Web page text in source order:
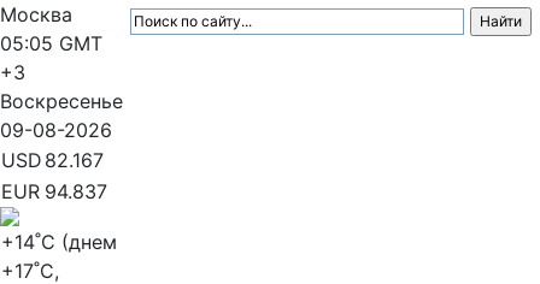
Москва
05:05 GMT
+3
Воскресенье
09-08-2026
USD 82.167
EUR 94.837
+14˚C (днем
+17˚C,